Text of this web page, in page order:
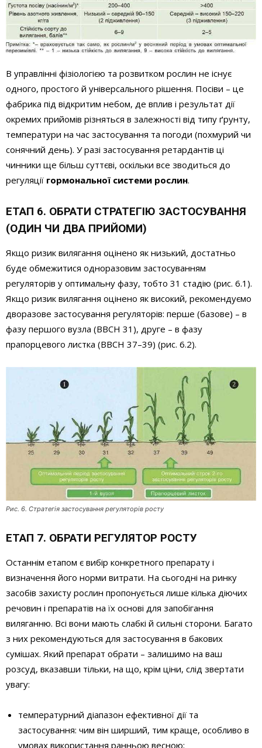
В управлінні фізіологією та розвитком рослин не існує
одного, простого й універсального рішення. Посіви – це
фабрика під відкритим небом, де вплив і результат дії
окремих прийомів різняться в залежності від типу ґрунту,
температури на час застосування та погоди (похмурий чи
сонячний день). У разі застосування ретардантів ці
чинники ще більш суттєві, оскільки все зводиться до
регуляції гормональної системи рослин.
ЕТАП 6. ОБРАТИ СТРАТЕГІЮ ЗАСТОСУВАННЯ
(ОДИН ЧИ ДВА ПРИЙОМИ)
Якщо ризик вилягання оцінено як низький, достатньо
буде обмежи­тися одноразовим застосуванням
регуляторів у оптимальну фазу, тобто 31 стадію (рис. 6.1).
Якщо ризик вилягання оцінено як високий, рекомендуємо
дворазове застосування регуляторів: перше (базове) – в
фазу першого вузла (ВВСН 31), друге – в фазу
прапорцевого листка (ВВСН 37–39) (рис. 6.2).
Рис. 6. Стратегія застосування регуляторів росту
ЕТАП 7. ОБРАТИ РЕГУЛЯТОР РОСТУ
Останнім етапом є вибір конкретного препарату і
визначення його норми витрати. На сьогодні на ринку
засобів захисту рослин пропонується лише кілька діючих
речовин і препаратів на їх основі для запобігання
виляганню. Всі вони мають слабкі й сильні сторони. Багато
з них рекомендуються для застосування в бакових
сумішах. Який препарат обрати – залишимо на ваш
розсуд, вказавши тільки, на що, крім ціни, слід звертати
увагу:
температурний діапазон ефективної дії та
застосування: чим він ширший, тим краще, особливо в
умовах використання ранньою весною;